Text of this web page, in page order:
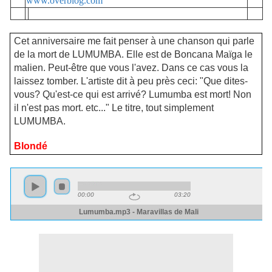
Cet anniversaire me fait penser à une chanson qui parle
de la mort de LUMUMBA. Elle est de Boncana Maïga le
malien. Peut-être que vous l'avez. Dans ce cas vous la
laissez tomber. L'artiste dit à peu près ceci: "Que dites-
vous? Qu'est-ce qui est arrivé? Lumumba est mort! Non
il n'est pas mort. etc..." Le titre, tout simplement
LUMUMBA.
Blondé